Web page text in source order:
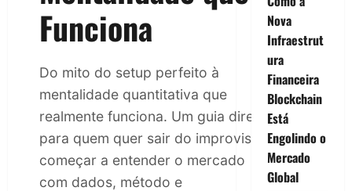
Funciona
Do mito do setup perfeito à
mentalidade quantitativa que
realmente funciona. Um guia direto
para quem quer sair do improviso e
começar a entender o mercado
com dados, método e
Nova
Infraestrut
ura
Financeira
Blockchain
Está
Engolindo o
Mercado
Global